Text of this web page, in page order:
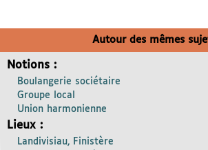
Autour des mêmes
Notions :
Boulangerie sociétaire
Groupe local
Union harmonienne
Lieux :
Landivisiau, Finistère